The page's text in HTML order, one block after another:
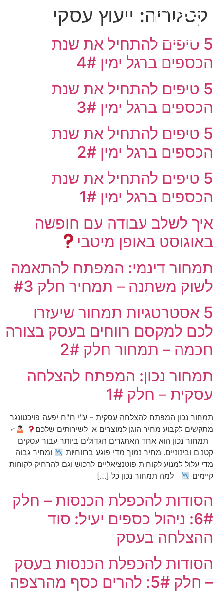
קטגוריה: ייעוץ עסקי
5 טיפים להתחיל את שנת
הכספים ברגל ימין 4#
5 טיפים להתחיל את שנת
הכספים ברגל ימין 3#
5 טיפים להתחיל את שנת
הכספים ברגל ימין 2#
5 טיפים להתחיל את שנת
הכספים ברגל ימין 1#
איך לשלב עבודה עם חופשה
באוגוסט באופן מיטבי
תמחור דינמי: המפתח להתאמה
לשוק משתנה – תמחיר חלק #3
5 אסטרטגיות תמחור שיעזרו
לכם למקסם רווחים בעסק בצורה
חכמה – תמחור חלק 2#
תמחור נכון: המפתח להצלחה
עסקית – חלק 1#
תמחור נכון המפתח להצלחה עסקית – ע"י רו"ח יפעה פויכטונגר
מתקשים לקבוע מחיר הוגן למוצרים או לשירותים שלכם
‍♂
תמחור נכון הוא אחד האתגרים הגדולים ביותר עבור עסקים
קטנים ובינוניים. מחיר נמוך מדי פוגע ברווחיות
ומחיר גבוה
מדי עלול למנוע לקוחות פוטנציאליים לרכוש וגם להרחיק לקוחות
קיימים
למה תמחור נכון כל […]
הסודות להכפלת הכנסות – חלק
6#: ניהול כספים יעיל: סוד
ההצלחה בעסק
הסודות להכפלת הכנסות בעסק
– חלק 5#: להרים כסף מהרצפה